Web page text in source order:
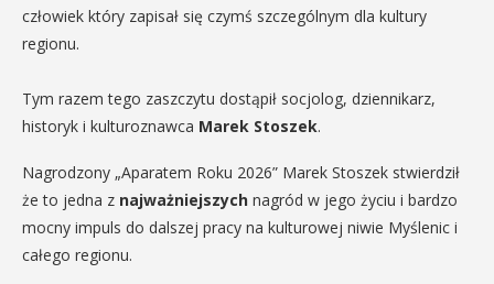
człowiek który zapisał się czymś szczególnym dla kultury
regionu.
Tym razem tego zaszczytu dostąpił socjolog, dziennikarz,
historyk i kulturoznawca Marek Stoszek.
Nagrodzony „Aparatem Roku 2026” Marek Stoszek stwierdził
że to jedna z najważniejszych nagród w jego życiu i bardzo
mocny impuls do dalszej pracy na kulturowej niwie Myślenic i
całego regionu.